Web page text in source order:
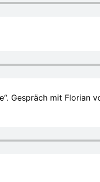
Gespräch mit Florian